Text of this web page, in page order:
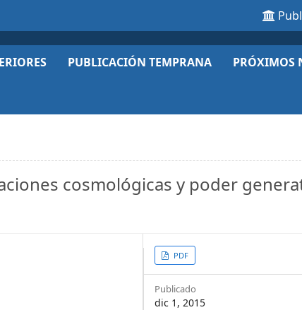
PUBLICACIÓN TEMPRANA PRÓXIMOS
cosmológicas y poder
Article
Sidebar
PDF
Publicado
dic 1, 2015